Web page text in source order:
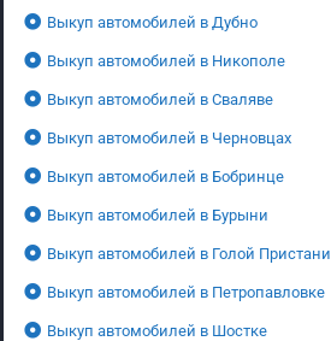
Выкуп автомобилей в Дубно
Выкуп автомобилей в Никополе
Выкуп автомобилей в Сваляве
Выкуп автомобилей в Черновцах
Выкуп автомобилей в Бобринце
Выкуп автомобилей в Бурыни
Выкуп автомобилей в Голой Пристани
Выкуп автомобилей в Петропавловке
Выкуп автомобилей в Шостке